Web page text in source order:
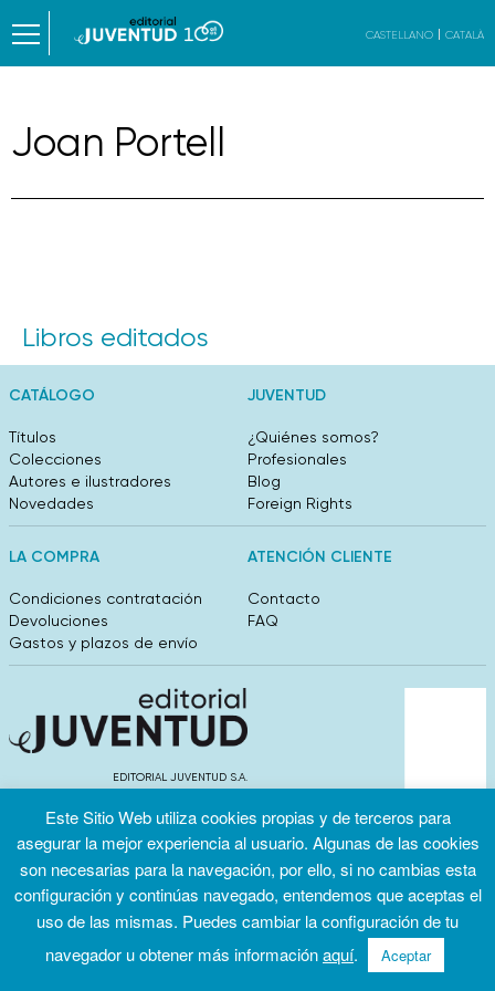
CASTELLANO CATALÀ
Joan Portell
Libros editados
CATÁLOGO
Títulos
Colecciones
Autores e ilustradores
Novedades
JUVENTUD
¿Quiénes somos?
Profesionales
Blog
Foreign Rights
LA COMPRA
Condiciones contratación
Devoluciones
Gastos y plazos de envío
ATENCIÓN CLIENTE
Contacto
FAQ
EDITORIAL JUVENTUD S.A.
info@editorialjuventud.es
Condiciones
Política de
privacidad
Política de
Este Sitio Web utiliza cookies propias y de terceros para
asegurar la mejor experiencia al usuario. Algunas de las cookies
son necesarias para la navegación, por ello, si no cambias esta
configuración y continúas navegado, entendemos que aceptas el
uso de las mismas. Puedes cambiar la configuración de tu
navegador u obtener más informaciónaquí. Aceptar